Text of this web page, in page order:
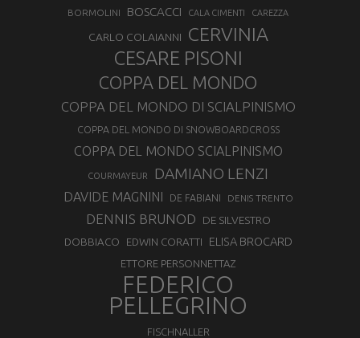
BORMOLINI BOSCACCI CALA CIMENTI CAREZZA
CARLO COLAIANNI CERVINIA
CESARE PISONI
COPPA DEL MONDO
COPPA DEL MONDO DI SCIALPINISMO
COPPA DEL MONDO DI SNOWBOARDCROSS
COPPA DEL MONDO SCIALPINISMO
COURMAYEUR DAMIANO LENZI
DAVIDE MAGNINI DE FABIANI DENIS TRENTO
DENNIS BRUNOD DE SILVESTRO
DOBBIACO EDWIN CORATTI ELISA BROCARD
ETTORE PERSONNETTAZ
FEDERICO
PELLEGRINO
FISCHNALLER